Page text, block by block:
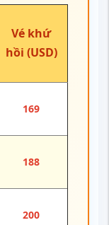
Vé khứ
hồi (USD)
169
188
200